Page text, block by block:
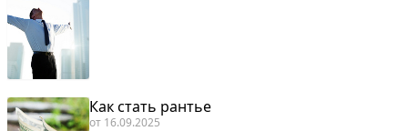
Как стать рантье
от 16.09.2025